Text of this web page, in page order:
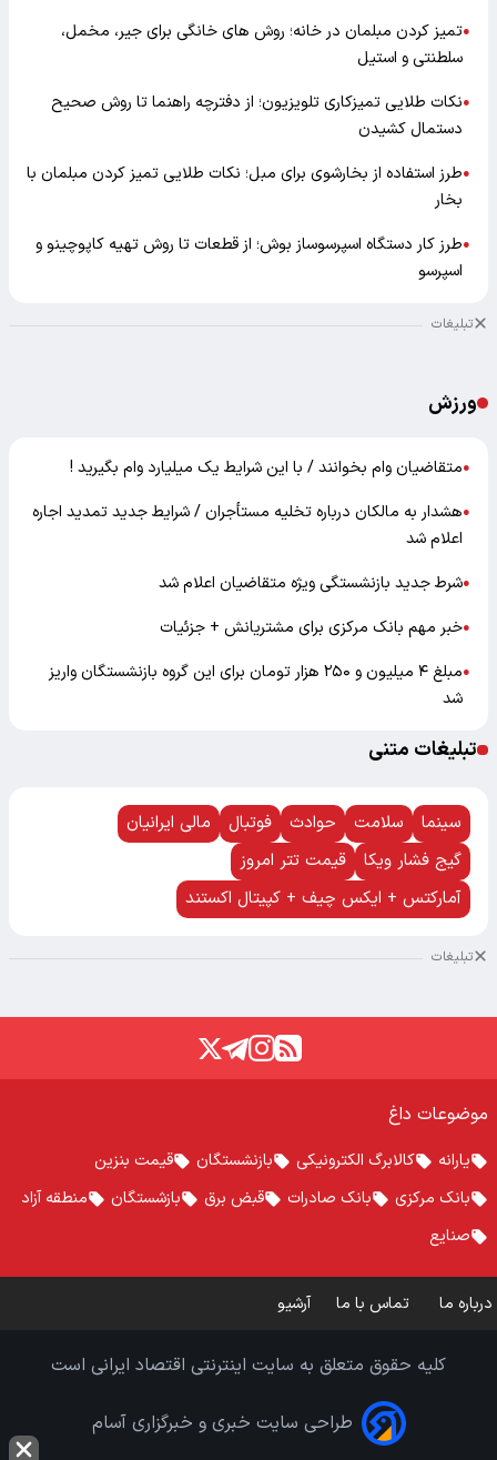
●تمیز کردن مبلمان در خانه؛ روش های خانگی برای جیر، مخمل،
سلطنتی و استیل
●نکات طلایی تمیزکاری تلویزیون؛ از دفترچه راهنما تا روش صحیح
دستمال کشیدن
●طرز استفاده از بخارشوی برای مبل؛ نکات طلایی تمیز کردن مبلمان با
بخار
●طرز کار دستگاه اسپرسوساز بوش؛ از قطعات تا روش تهیه کاپوچینو و
اسپرسو
تبلیغات
ورزش
●متقاضیان وام بخوانند / با این شرایط یک میلیارد وام بگیرید !
●هشدار به مالکان درباره تخلیه مستأجران / شرایط جدید تمدید اجاره
اعلام شد
●شرط جدید بازنشستگی ویژه متقاضیان اعلام شد
●خبر مهم بانک مرکزی برای مشتریانش + جزئیات
●
مبلغ ۴ میلیون و ۲۵۰ هزار تومان برای این گروه بازنشستگان واریز
شد
تبلیغات متنی
سینما سلامت حوادث فوتبال
مالی ایرانیان
گیج فشار ویکا
قیمت تتر امروز
آمارکتس + ایکس چیف + کپیتال اکستند
تبلیغات
موضوعات داغ
یارانه کالابرگ الکترونیکی بازنشستگان
قیمت بنزین
بانک مرکزی
بانک صادرات قبض برق بازشستگان
منطقه آزاد
صنایع
درباره ما تماس با ما آرشیو
کلیه حقوق متعلق به سایت اینترنتی اقتصاد ایرانی است
طراحی سایت خبری و خبرگزاری آسام